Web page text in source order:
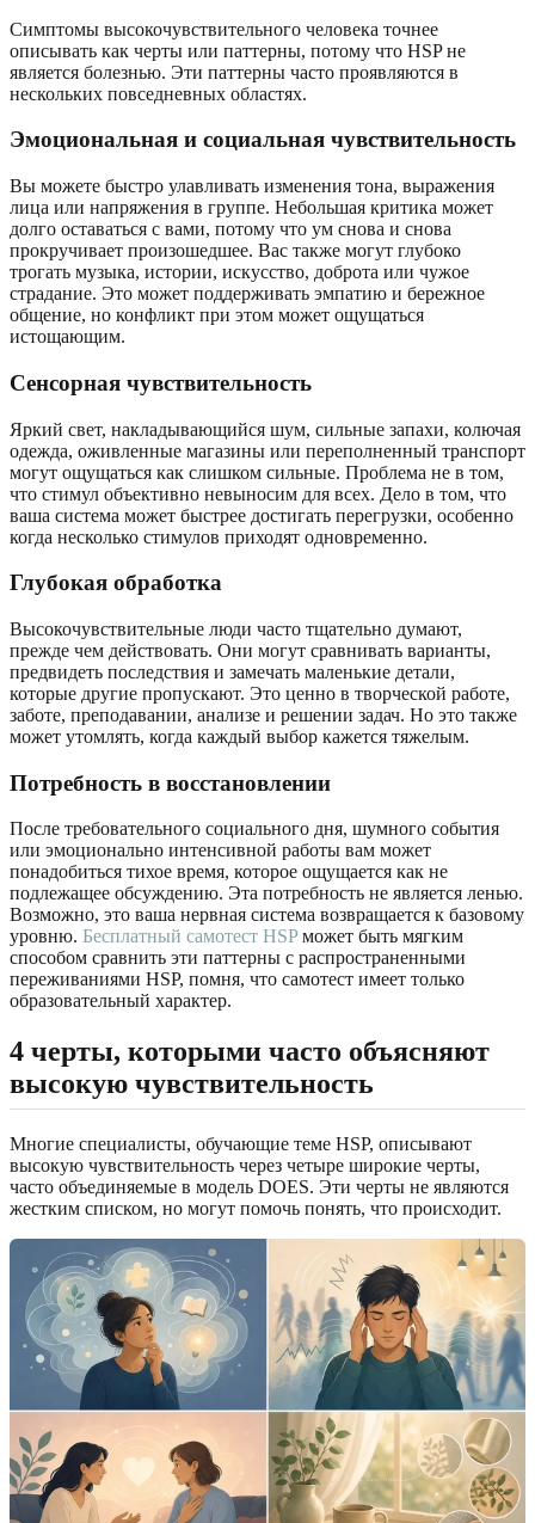
Симптомы высокочувствительного человека точнее
описывать как черты или паттерны, потому что HSP не
является болезнью. Эти паттерны часто проявляются в
нескольких повседневных областях.
Эмоциональная и социальная чувствительность
Вы можете быстро улавливать изменения тона, выражения
лица или напряжения в группе. Небольшая критика может
долго оставаться с вами, потому что ум снова и снова
прокручивает произошедшее. Вас также могут глубоко
трогать музыка, истории, искусство, доброта или чужое
страдание. Это может поддерживать эмпатию и бережное
общение, но конфликт при этом может ощущаться
истощающим.
Сенсорная чувствительность
Яркий свет, накладывающийся шум, сильные запахи, колючая
одежда, оживленные магазины или переполненный транспорт
могут ощущаться как слишком сильные. Проблема не в том,
что стимул объективно невыносим для всех. Дело в том, что
ваша система может быстрее достигать перегрузки, особенно
когда несколько стимулов приходят одновременно.
Глубокая обработка
Высокочувствительные люди часто тщательно думают,
прежде чем действовать. Они могут сравнивать варианты,
предвидеть последствия и замечать маленькие детали,
которые другие пропускают. Это ценно в творческой работе,
заботе, преподавании, анализе и решении задач. Но это также
может утомлять, когда каждый выбор кажется тяжелым.
Потребность в восстановлении
После требовательного социального дня, шумного события
или эмоционально интенсивной работы вам может
понадобиться тихое время, которое ощущается как не
подлежащее обсуждению. Эта потребность не является ленью.
Возможно, это ваша нервная система возвращается к базовому
уровню. Бесплатный самотест HSPможет быть мягким
способом сравнить эти паттерны с распространенными
переживаниями HSP, помня, что самотест имеет только
образовательный характер.
4 черты, которыми часто объясняют
высокую чувствительность
Многие специалисты, обучающие теме HSP, описывают
высокую чувствительность через четыре широкие черты,
часто объединяемые в модель DOES. Эти черты не являются
жестким списком, но могут помочь понять, что происходит.